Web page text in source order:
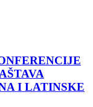
I LATINSKE